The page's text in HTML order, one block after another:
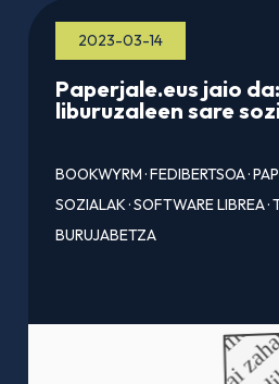
2023-03-14
Paperjale.eus jaio
liburuzaleen sare
BOOKWYRM·FEDIBERTSOA·
SOZIALAK·SOFTWARE LIBREA·
BURUJABETZA